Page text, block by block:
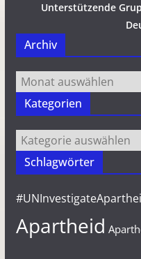
Unterstützende
Archiv
Archiv
Kategorien
Kategorien
Schlagwörter
Apartheid